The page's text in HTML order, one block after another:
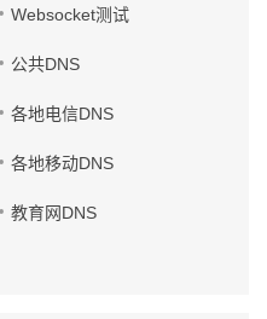
Websocket测试
公共DNS
各地电信DNS
各地移动DNS
教育网DNS